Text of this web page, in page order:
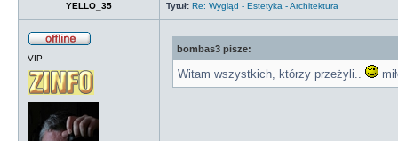
YELLO_35 Tytuł: Re: Wygląd - Estetyka - Architektura
VIP
bombas3 pisze:
Witam wszystkich, którzy przeżyli..